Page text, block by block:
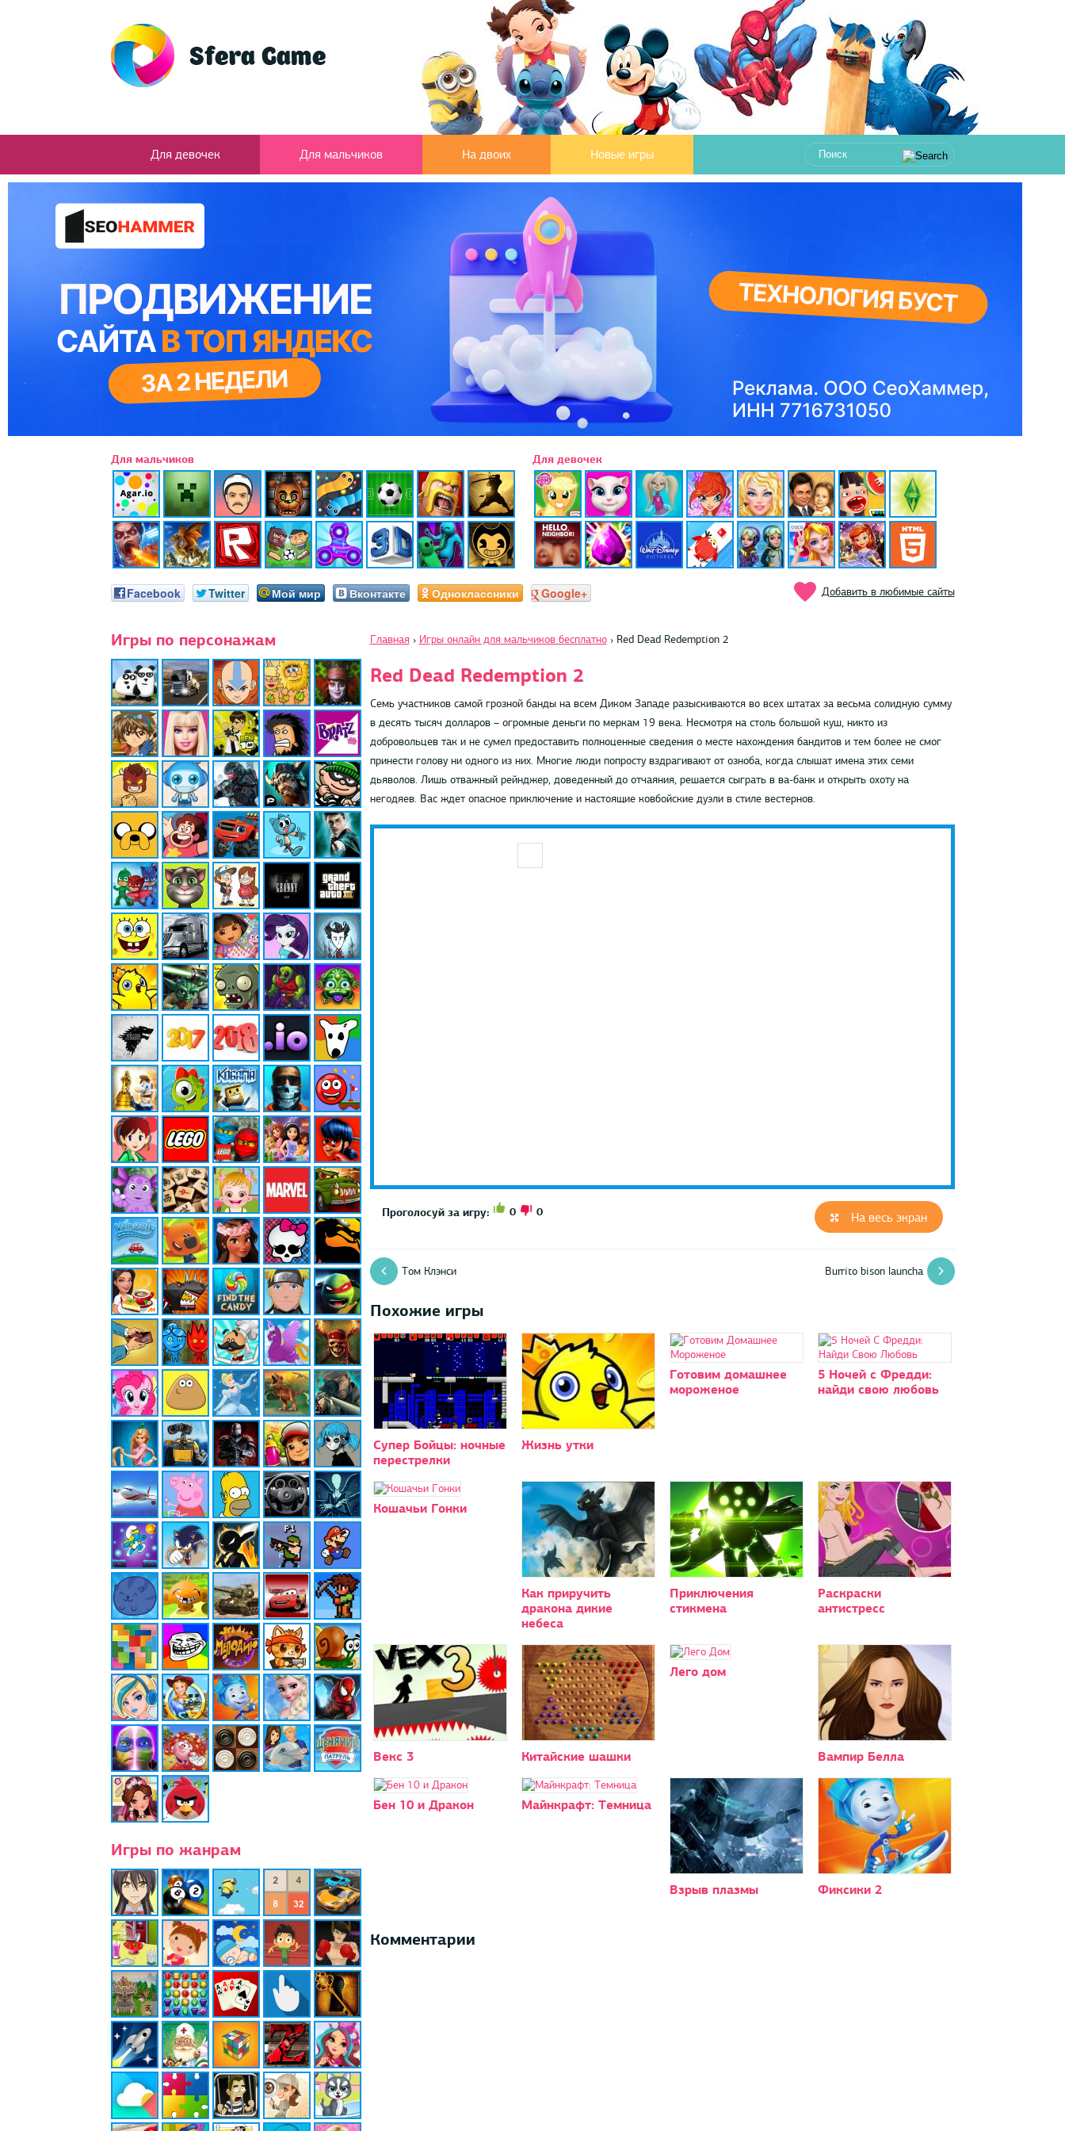
Для девочек Для мальчиков На двоих Новые игры
Для мальчиков Для девочек
Facebook Twitter Мой мир Вконтакте Одноклассники Google+ Добавить в любимые сайты
Игры по персонажам
Игры по жанрам
Главная › Игры онлайн для мальчиков бесплатно › Red Dead Redemption 2
Red Dead Redemption 2
Семь участников самой грозной банды на всем Диком Западе разыскиваются во всех штатах за весьма солидную сумму
в десять тысяч долларов – огромные деньги по меркам 19 века. Несмотря на столь большой куш, никто из
добровольцев так и не сумел предоставить полноценные сведения о месте нахождения бандитов и тем более не смог
принести голову ни одного из них. Многие люди попросту вздрагивают от озноба, когда слышат имена этих семи
дьяволов. Лишь отважный рейнджер, доведенный до отчаяния, решается сыграть в ва-банк и открыть охоту на
негодяев. Вас ждет опасное приключение и настоящие ковбойские дуэли в стиле вестернов.
На весь экран
Проголосуй за игру: 0 0
Том Клэнси Burrito bison launcha
Похожие игры
Супер Бойцы: ночные
перестрелки
Жизнь утки
Готовим домашнее
мороженое
5 Ночей с Фредди:
найди свою любовь
Кошачьи Гонки
Как приручить
дракона дикие
небеса
Приключения
стикмена
Раскраски
антистресс
Векс 3 Китайские шашки
Лего дом
Вампир Белла
Бен 10 и Дракон Майнкрафт: Темница
Взрыв плазмы Фиксики 2
Комментарии